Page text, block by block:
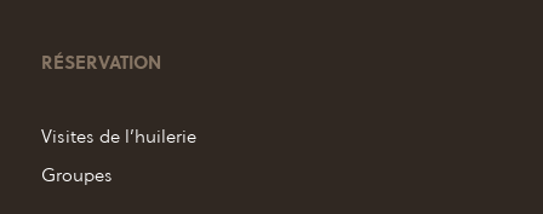
RÉSERVATION
Visites de l’huilerie
Groupes